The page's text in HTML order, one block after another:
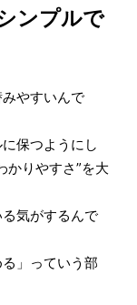
ンプルで
やすいんで
保つようにし
かりやすさ”を大
気がするんで
」っていう部